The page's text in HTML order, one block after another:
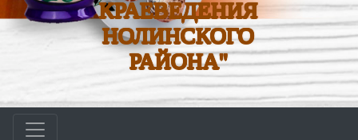
КРАЕВЕДЕНИЯ
НОЛИНСКОГО
РАЙОНА"